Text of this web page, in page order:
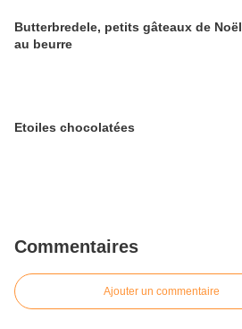
Butterbredele, petits gâteaux de Noël
au beurre
Etoiles chocolatées
Commentaires
Ajouter un commentaire